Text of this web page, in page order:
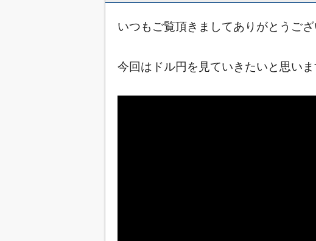
いつもご覧頂きましてありがとうござ
今回はドル円を見ていきたいと思い